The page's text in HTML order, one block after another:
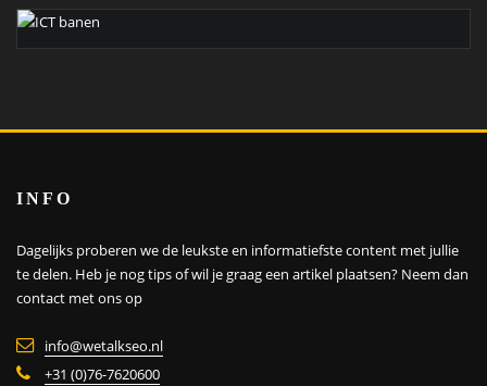
INFO
Dagelijks proberen we de leukste en informatiefste content met jullie
te delen. Heb je nog tips of wil je graag een artikel plaatsen? Neem dan
contact met ons op
info@wetalkseo.nl
+31 (0)76-7620600